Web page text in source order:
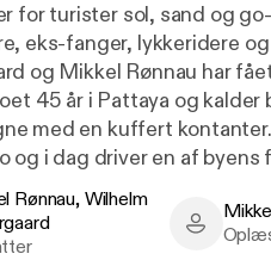
for turister sol, sand og
eks-fanger, lykkeridere
og Mikkel Rønnau har
45 år i Pattaya og
med en kuffert
og i dag driver en af
ro fra sin PTSD i
ægteskab.
Wilhelm Østergaard -
Rønnau, Wilhelm
Mikkel